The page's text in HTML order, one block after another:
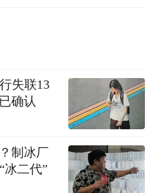
在鲁比奥来访时焚烧美国国
失联13
确认
制冰厂
冰二代”